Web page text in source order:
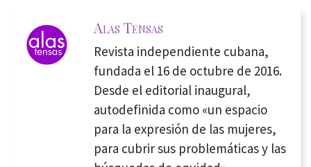
Alas Tensas
Revista independiente cubana,
fundada el 16 de octubre de 2016.
Desde el editorial inaugural,
autodefinida como «un espacio
para la expresión de las mujeres,
para cubrir sus problemáticas y las